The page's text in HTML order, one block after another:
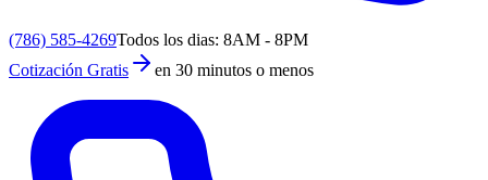
(786) 585-4269Todos los dias: 8AM - 8PM
Cotización Gratis
en 30 minutos o menos